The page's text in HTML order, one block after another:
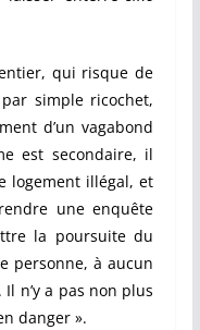
qui risque de
simple ricochet,
d’un vagabond
est secondaire, il
logement illégal, et
une enquête
la poursuite du
personne, à aucun
n’y a pas non plus
danger ».